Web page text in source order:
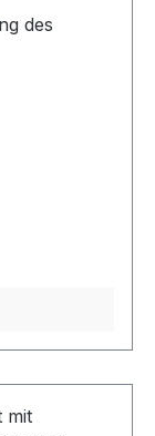
des